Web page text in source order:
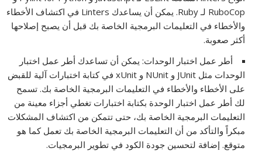
RuboCop لـ Ruby. يمكن أن يساعدك Linters في اكتشاف الأخطاء
والأخطاء في التعليمات البرمجية الخاصة بك قبل أن يصبح إصلاحها
أكثر صعوبة.
أطر عمل اختبار الوحدات: يمكن أن تساعدك أطر عمل اختبار
الوحدات مثل JUnit و NUnit و xUnit في كتابة اختبارات آلية للقبض
على الأخطاء والأخطاء في التعليمات البرمجية الخاصة بك. تسمح
لك أطر عمل اختبار الوحدة بكتابة اختبارات تغطي أجزاء معينة من
التعليمات البرمجية الخاصة بك، حتى تتمكن من اكتشاف المشكلات
مبكراً والتأكد من أن التعليمات البرمجية الخاصة بك تعمل كما هو
متوقع. إضافة لتحسين جودة الكود في تطوير البرمجيات.